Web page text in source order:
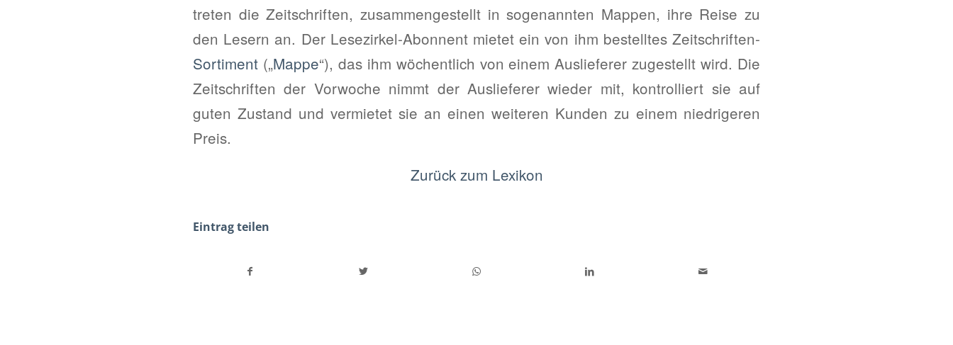
treten die Zeitschriften, zusammengestellt in sogenannten Mappen, ihre Reise zu
den Lesern an. Der Lesezirkel-Abonnent mietet ein von ihm bestelltes Zeitschriften-
Sortiment („Mappe“), das ihm wöchentlich von einem Auslieferer zugestellt wird. Die
Zeitschriften der Vorwoche nimmt der Auslieferer wieder mit, kontrolliert sie auf
guten Zustand und vermietet sie an einen weiteren Kunden zu einem niedrigeren
Preis.
Zurück zum Lexikon
Eintrag teilen